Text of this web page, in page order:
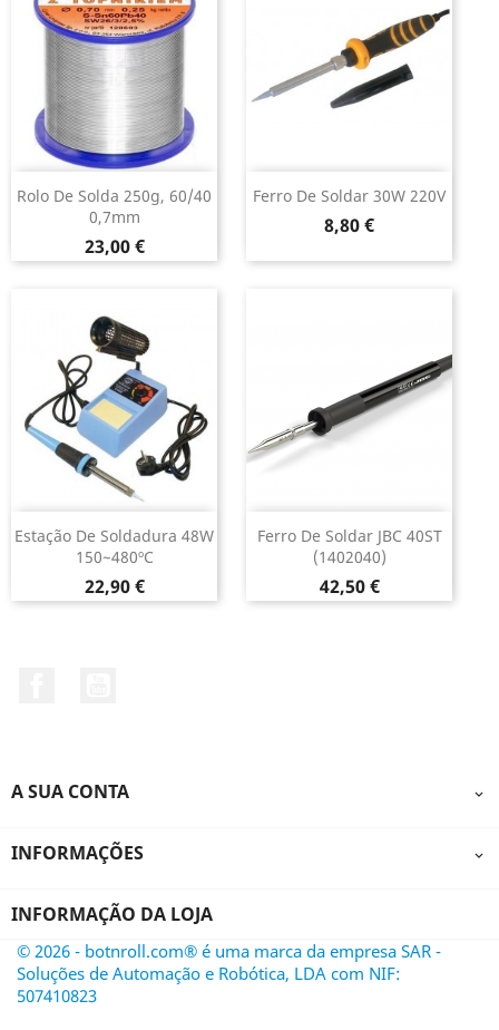
Rolo De Solda 250g, 60/40
0,7mm
Preço
23,00 €
Ferro De Soldar 30W 220V
Preço
8,80 €
Estação De Soldadura 48W
150~480ºC
Preço
22,90 €
Ferro De Soldar JBC 40ST
(1402040)
Preço
42,50 €
A SUA CONTA 
INFORMAÇÕES 
INFORMAÇÃO DA LOJA
© 2026 - botnroll.com® é uma marca da empresa SAR -
Soluções de Automação e Robótica, LDA com NIF:
507410823